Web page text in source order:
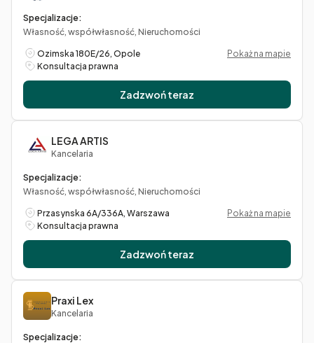
Specjalizacje:
Własność, współwłasność, Nieruchomości
Ozimska 180E/26, Opole
Pokaż na mapie
Konsultacja prawna
Zadzwoń teraz
LEGA ARTIS
Kancelaria
Specjalizacje:
Własność, współwłasność, Nieruchomości
Przasynska 6A/336A, Warszawa
Pokaż na mapie
Konsultacja prawna
Zadzwoń teraz
Praxi Lex
Kancelaria
Specjalizacje: